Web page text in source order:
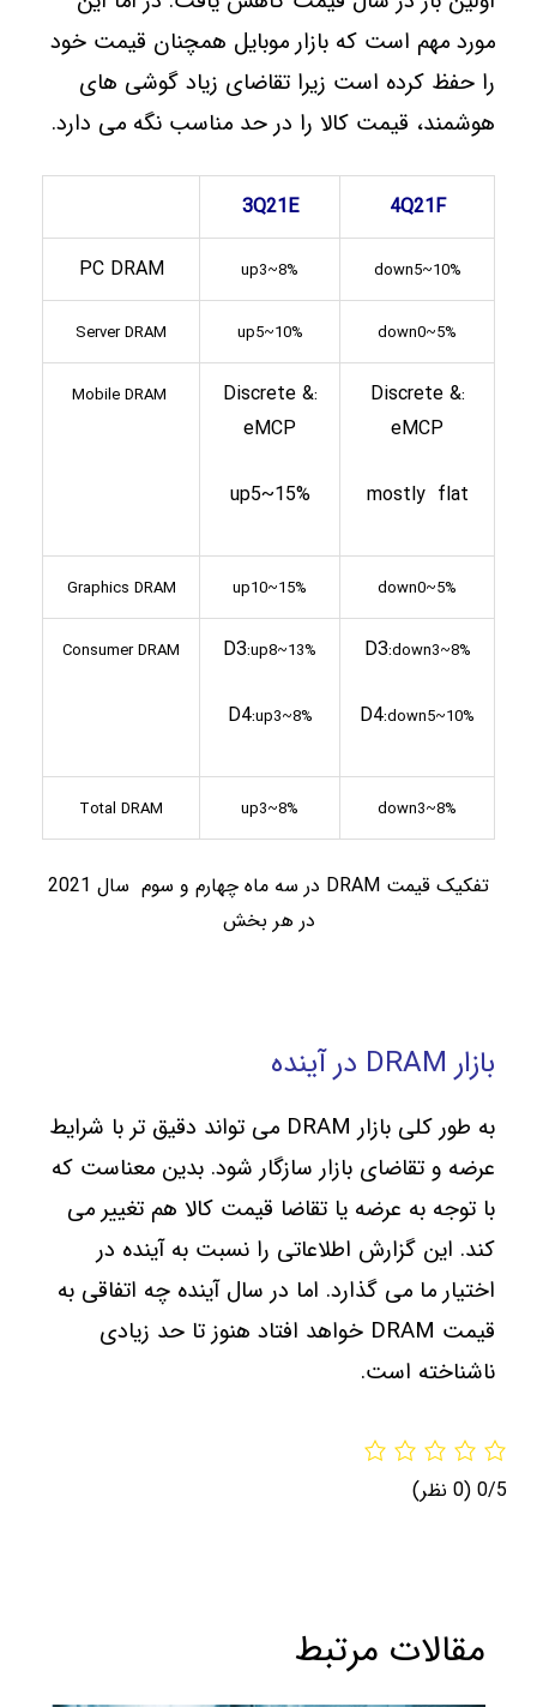
مورد مهم است که بازار موبایل همچنان قیمت خود
را حفظ کرده است زیرا تقاضای زیاد گوشی های
هوشمند، قیمت کالا را در حد مناسب نگه می دارد.
4Q21F
3Q21E
down5~10%
up3~8%
PC DRAM
down0~5%
up5~10%
Server DRAM
:Discrete &
eMCP
mostly flat
:Discrete &
eMCP
up5~15%
DRAM
down0~5%
up10~15%
Graphics DRAM
D3:down3~8%
D4:down5~10%
D3:up8~13%
D4:up3~8%
ConsumerDRAM
down3~8%
up3~8%
TotalDRAM
تفکیک قیمت DRAM در سه ماه چهارم و سوم سال 2021
در هر بخش
بازار DRAM در آینده
به طور کلی بازار DRAM می تواند دقیق تر با شرایط
عرضه و تقاضای بازار سازگار شود. بدین معناست که
با توجه به عرضه یا تقاضا قیمت کالا هم تغییر می
کند. این گزارش اطلاعاتی را نسبت به آینده در
اختیار ما می گذارد. اما در سال آینده چه اتفاقی به
قیمت DRAM خواهد افتاد هنوز تا حد زیادی
ناشناخته است.
0/5 (0 نظر)
مقالات مرتبط